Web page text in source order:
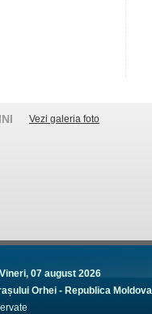
Vezi galeria foto
Vineri, 07 august 2026
Orhei - Republica Moldova